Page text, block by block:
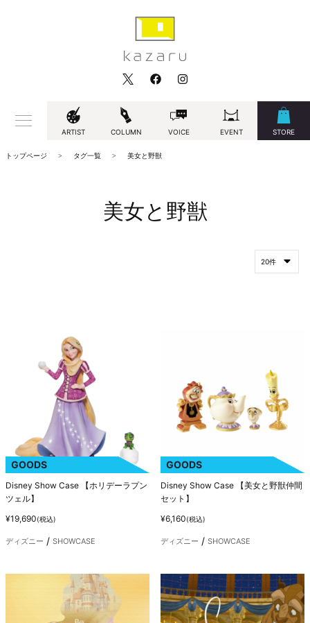
ARTIST COLUMN VOICE EVENT STORE
トップページ タグ一覧 美女と野獣
美女と野獣
GOODS
Disney Show Case 【ホリデーラプン
ツェル】
¥19,690(税込)
ディズニー SHOWCASE
GOODS
Disney Show Case 【美女と野獣仲間
セット】
¥6,160(税込)
ディズニー SHOWCASE